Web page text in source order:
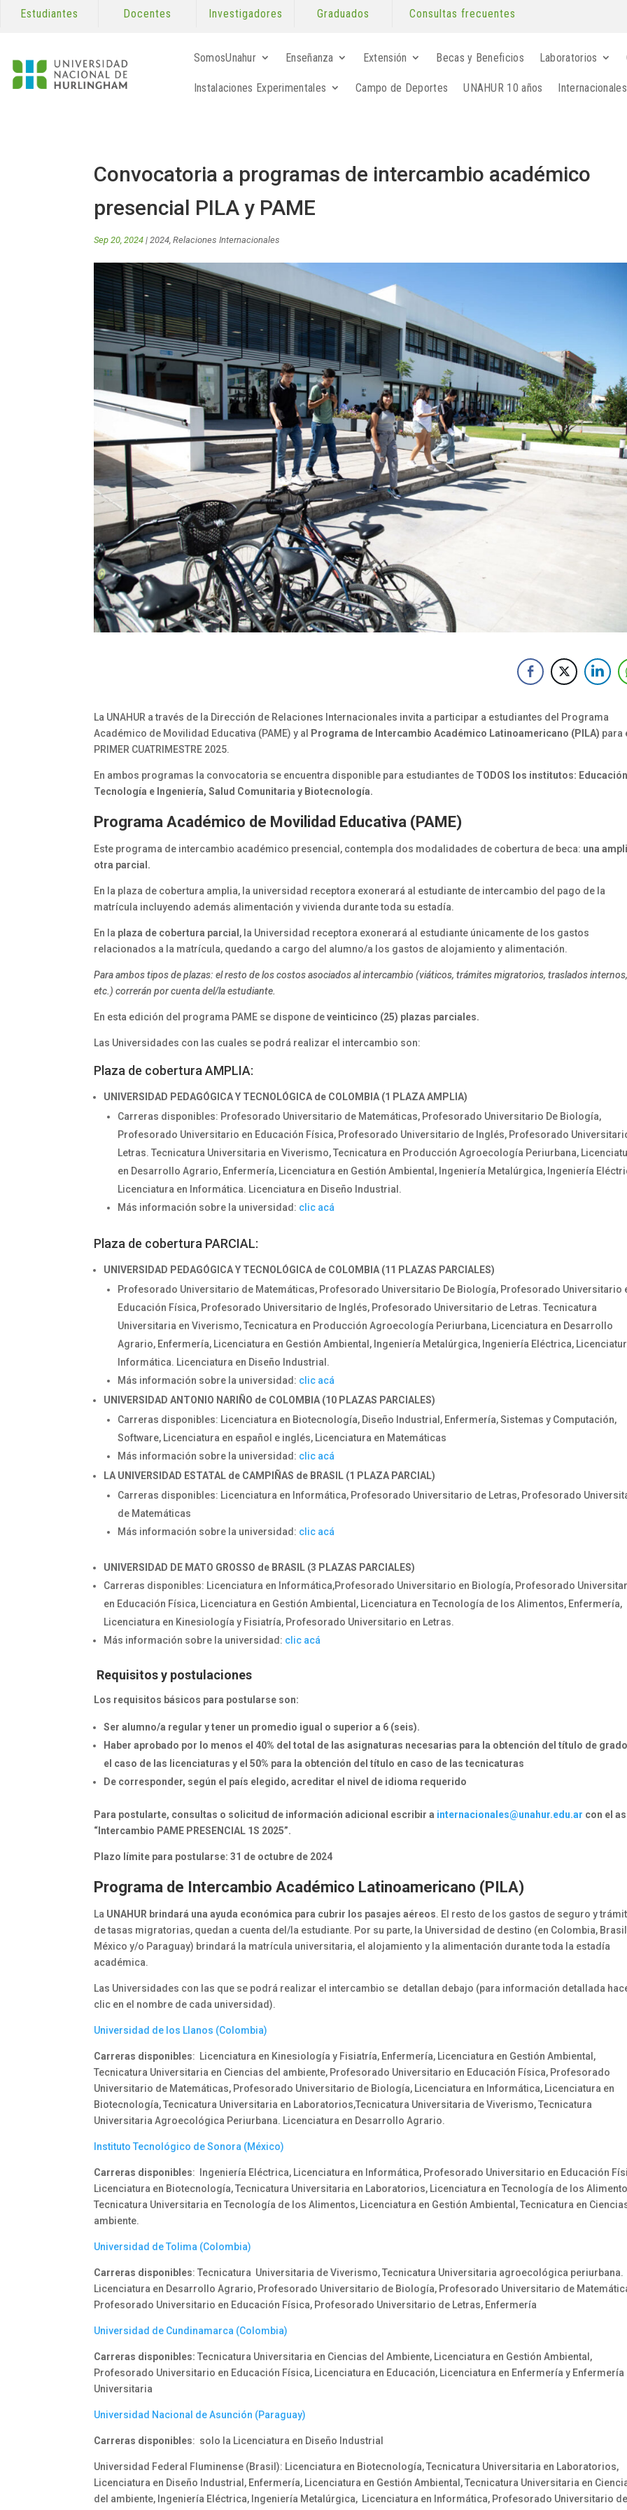
Estudiantes Docentes Investigadores Graduados Consultas frecuentes
SomosUnahur Enseñanza Extensión Becas y Beneficios Laboratorios
Instalaciones Experimentales Campo de Deportes UNAHUR 10 años Internacionales
Convocatoria a programas de intercambio académico
presencial PILA y PAME
Sep 20, 2024 |2024,Relaciones Internacionales
La UNAHUR a través de la Dirección de Relaciones Internacionales invita a participar a estudiantes del Programa
Académico de Movilidad Educativa (PAME) y al
Programa de Intercambio Académico Latinoamericano (PILA) para
PRIMER CUATRIMESTRE 2025.
En ambos programas la convocatoria se encuentra disponible para estudiantes de TODOS los institutos:
Tecnología e Ingeniería, Salud Comunitaria y Biotecnología.
Programa Académico de Movilidad Educativa (PAME)
Este programa de intercambio académico presencial, contempla dos modalidades de cobertura de beca: una
otra parcial.
En la plaza de cobertura amplia, la universidad receptora exonerará al estudiante de intercambio del pago de la
matrícula incluyendo además alimentación y vivienda durante toda su estadía.
En la plaza de cobertura parcial , la Universidad receptora exonerará al estudiante únicamente de los gastos
relacionados a la matrícula, quedando a cargo del alumno/a los gastos de alojamiento y alimentación.
Para ambos tipos de plazas: el resto de los costos asociados al intercambio (viáticos, trámites migratorios, traslados internos,
etc.) correrán por cuenta del/la estudiante.
En esta edición del programa PAME se dispone deveinticinco (25) plazas parciales.
Las Universidades con las cuales se podrá realizar el intercambio son:
Plaza de cobertura AMPLIA:
UNIVERSIDAD PEDAGÓGICA Y TECNOLÓGICA de COLOMBIA (1 PLAZA AMPLIA)
Carreras disponibles: Profesorado Universitario de Matemáticas, Profesorado Universitario De Biología,
Profesorado Universitario en Educación Física, Profesorado Universitario de Inglés, Profesorado
Letras. Tecnicatura Universitaria en Viverismo, Tecnicatura en Producción Agroecología Periurbana,
en Desarrollo Agrario, Enfermería, Licenciatura en Gestión Ambiental, Ingeniería Metalúrgica, Ingeniería
Licenciatura en Informática. Licenciatura en Diseño Industrial.
Más información sobre la universidad: clic acá
Plaza de cobertura PARCIAL:
UNIVERSIDAD PEDAGÓGICA Y TECNOLÓGICA de COLOMBIA (11 PLAZAS PARCIALES)
Profesorado Universitario de Matemáticas, Profesorado Universitario De Biología, Profesorado Universitario
Educación Física, Profesorado Universitario de Inglés, Profesorado Universitario de Letras. Tecnicatura
Universitaria en Viverismo, Tecnicatura en Producción Agroecología Periurbana, Licenciatura en Desarrollo
Agrario, Enfermería, Licenciatura en Gestión Ambiental, Ingeniería Metalúrgica, Ingeniería Eléctrica,
Informática. Licenciatura en Diseño Industrial.
Más información sobre la universidad: clic acá
UNIVERSIDAD ANTONIO NARIÑO de COLOMBIA (10 PLAZAS PARCIALES)
Carreras disponibles: Licenciatura en Biotecnología, Diseño Industrial, Enfermería, Sistemas y Computación,
Software, Licenciatura en español e inglés, Licenciatura en Matemáticas
Más información sobre la universidad: clic acá
LA UNIVERSIDAD ESTATAL de CAMPIÑAS de BRASIL (1 PLAZA PARCIAL)
Carreras disponibles: Licenciatura en Informática, Profesorado Universitario de Letras, Profesorado
de Matemáticas
Más información sobre la universidad: clic acá
UNIVERSIDAD DE MATO GROSSO de BRASIL (3 PLAZAS PARCIALES)
Carreras disponibles: Licenciatura en Informática,Profesorado Universitario en Biología, Profesorado
en Educación Física, Licenciatura en Gestión Ambiental, Licenciatura en Tecnología de los Alimentos, Enfermería,
Licenciatura en Kinesiología y Fisiatría, Profesorado Universitario en Letras.
Más información sobre la universidad: clic acá
Requisitos y postulaciones
Los requisitos básicos para postularse son:
Ser alumno/a regular y tener un promedio igual o superior a 6 (seis).
Haber aprobado por lo menos el 40% del total de las asignaturas necesarias para la obtención del título de
el caso de las licenciaturas y el 50% para la obtención del título en caso de las tecnicaturas
De corresponder, según el país elegido, acreditar el nivel de idioma requerido
Para postularte, consultas o solicitud de información adicional escribir a internacionales@unahur.edu.ar con el
“Intercambio PAME PRESENCIAL 1S 2025”.
Plazo límite para postularse: 31 de octubre de 2024
Programa de Intercambio Académico Latinoamericano (PILA)
La UNAHUR brindará una ayuda económica para cubrir los pasajes aéreos. El resto de los gastos de seguro y
de tasas migratorias, quedan a cuenta del/la estudiante. Por su parte, la Universidad de destino (en Colombia,
México y/o Paraguay) brindará la matrícula universitaria, el alojamiento y la alimentación durante toda la estadía
académica.
Las Universidades con las que se podrá realizar el intercambio se detallan debajo (para información detallada
clic en el nombre de cada universidad).
Universidad de los Llanos (Colombia)
Carreras disponibles: Licenciatura en Kinesiología y Fisiatría, Enfermería, Licenciatura en Gestión Ambiental,
Tecnicatura Universitaria en Ciencias del ambiente, Profesorado Universitario en Educación Física, Profesorado
Universitario de Matemáticas, Profesorado Universitario de Biología, Licenciatura en Informática, Licenciatura en
Biotecnología, Tecnicatura Universitaria en Laboratorios,Tecnicatura Universitaria de Viverismo, Tecnicatura
Universitaria Agroecológica Periurbana. Licenciatura en Desarrollo Agrario.
Instituto Tecnológico de Sonora (México)
Carreras disponibles: Ingeniería Eléctrica, Licenciatura en Informática, Profesorado Universitario en Educación
Licenciatura en Biotecnología, Tecnicatura Universitaria en Laboratorios, Licenciatura en Tecnología de los
Tecnicatura Universitaria en Tecnología de los Alimentos, Licenciatura en Gestión Ambiental, Tecnicatura en
ambiente.
Universidad de Tolima (Colombia)
Carreras disponibles: Tecnicatura Universitaria de Viverismo, Tecnicatura Universitaria agroecológica periurbana.
Licenciatura en Desarrollo Agrario, Profesorado Universitario de Biología, Profesorado Universitario de
Profesorado Universitario en Educación Física, Profesorado Universitario de Letras, Enfermería
Universidad de Cundinamarca (Colombia)
Carreras disponibles:Tecnicatura Universitaria en Ciencias del Ambiente, Licenciatura en Gestión Ambiental,
Profesorado Universitario en Educación Física, Licenciatura en Educación, Licenciatura en Enfermería y Enfermería
Universitaria
Universidad Nacional de Asunción (Paraguay)
Carreras disponibles: solo la Licenciatura en Diseño Industrial
Universidad Federal Fluminense (Brasil): Licenciatura en Biotecnología, Tecnicatura Universitaria en Laboratorios,
Licenciatura en Diseño Industrial, Enfermería, Licenciatura en Gestión Ambiental, Tecnicatura Universitaria en
del ambiente, Ingeniería Eléctrica, Ingeniería Metalúrgica, Licenciatura en Informática, Profesorado Universitario de